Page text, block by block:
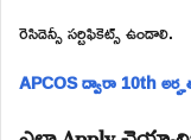
రెసిడెన్సీ సర్టిఫికెట్స్ ఉండాలి.
APCOS ద్వారా 10th